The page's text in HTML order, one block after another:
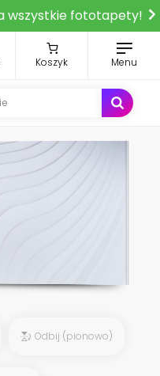
wszystkie fototapety!
Koszyk Menu
Odbij (pionowo)